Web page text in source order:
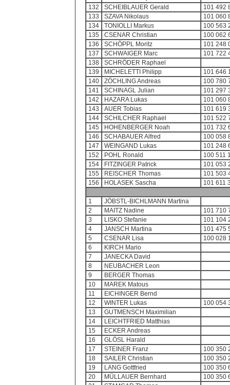
132
SCHEIBLAUER Gerald
101 492
133
SZAVA Nikolaus
101 060
134
TONIOLLI Markus
100 563
135
CSENAR Christian
100 062
136
SCHÖPPL Moritz
101 248
137
SCHWAIGER Marc
101 722
138
SCHRÖDER Raphael
139
MICHELETTI Philipp
101 646
140
ZÖCHLING Andreas
100 780
141
SCHINAGL Julian
101 297
142
HAZARA Lukas
101 060
143
AUER Tobias
101 619
144
SCHILCHER Raphael
101 522
145
HOHENBERGER Noah
101 732
146
SCHABAUER Alfred
100 058
147
WEINGAND Lukas
101 248
152
POHL Ronald
100 511
154
FITZINGER Patrick
101 053
155
REISCHER Thomas
101 503
156
HOLASEK Sascha 101 611
1
JÖBSTL-BICHLMANN Martina
2
MAITZ Nadine
101 710
3
LISKO Stefanie
101 104
4
JANSCH Martina
101 475
5
CSENAR Lisa
100 028
6
KIRCH Mario
7
JANECKA David
8
NEUBACHER Leon
9
BERGER Thomas
10
MAREK Matous
11
EICHINGER Bernd
12
WINTER Lukas
100 054
13
GUTMENSCH Maximilian
14
LEICHTFRIED Matthias
15
ECKER Andreas
16
GLÖSL Harald
17
STEINER Franz
100 350
18
SAILER Christian
100 350
19
LANG Gottfried
100 350
20
MÜLLAUER Bernhard
100 350